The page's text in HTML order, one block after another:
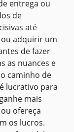
entrega ou
de
até
adquirir um
de fazer
as nuances e
caminho de
lucrativo para
mais
ofereça
os lucros.